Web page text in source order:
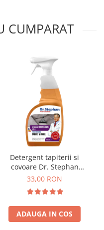
CUMPARAT
Detergent tapiterii si
covoare Dr. Stephan
Carpet&More 750ml
33,00 RON
ADAUGA IN COS